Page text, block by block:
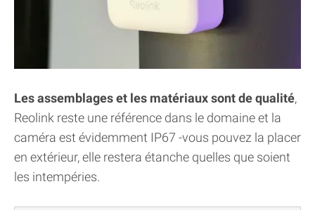
Les assemblages et les matériaux sont de qualité,
Reolink reste une référence dans le domaine et la
caméra est évidemment IP67 -vous pouvez la placer
en extérieur, elle restera étanche quelles que soient
les intempéries.